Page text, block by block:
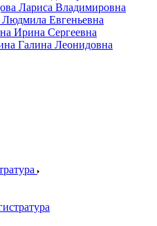
Лариса Владимировна
Евгеньевна
Ирина Сергеевна
Галина Леонидовна